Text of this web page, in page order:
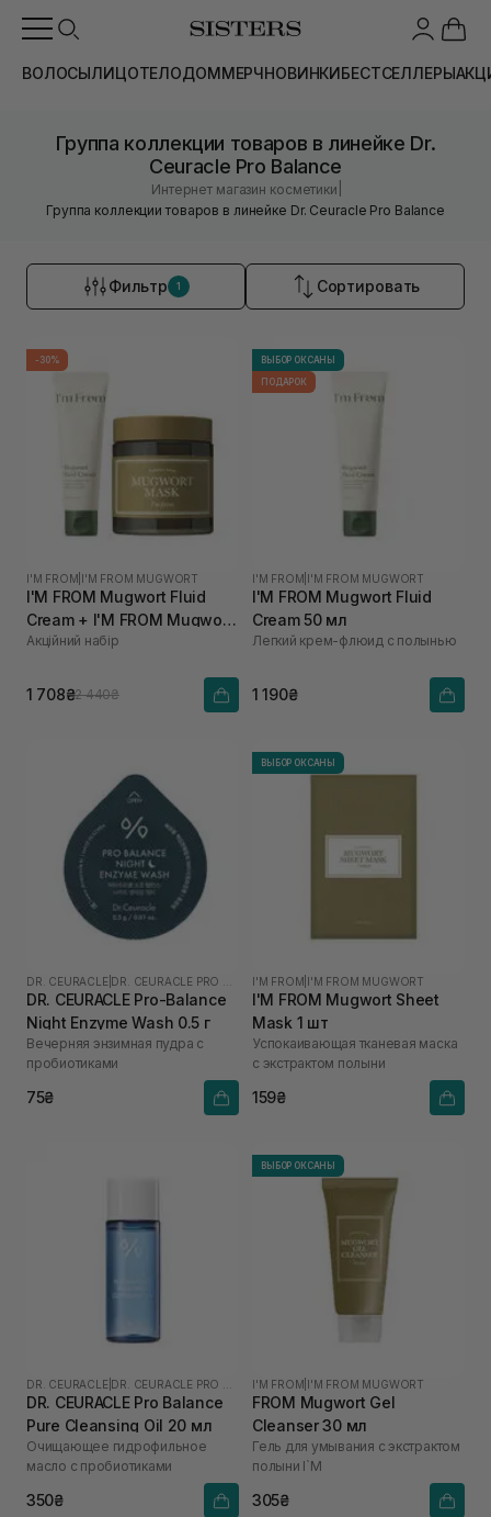
ВОЛОСЫЛИЦОТЕЛОДОММЕРЧНОВИНКИБЕСТСЕЛЛЕРЫ
Группа коллекции товаров в линейке Dr.
Ceuracle Pro Balance
Интернет магазин косметики
Группа коллекции товаров в линейке Dr. Ceuracle Pro Balance
Фильтр 1 Сортировать
-30%
I'M FROM I'M FROM MUGWORT
I'M FROM Mugwort Fluid
Cream + I'M FROM Mugwort
Mask
Акційний набір
1 708₴2 440₴
ВЫБОР ОКСАНЫ
ПОДАРОК
I'M FROM I'M FROM MUGWORT
I'M FROM Mugwort Fluid
Cream 50 мл
Легкий крем-флюид с полынью
1 190₴
DR. CEURACLE
DR. CEURACLE Pro-Balance
Night Enzyme Wash 0.5 г
Вечерняя энзимная пудра с
пробиотиками
75₴
ВЫБОР ОКСАНЫ
I'M FROM I'M FROM MUGWORT
I'M FROM Mugwort Sheet
Mask 1 шт
Успокаивающая тканевая маска
с экстрактом полыни
159₴
DR. CEURACLE
DR. CEURACLE Pro Balance
Pure Cleansing Oil 20 мл
Очищающее гидрофильное
масло с пробиотиками
350₴
ВЫБОР ОКСАНЫ
I'M FROM I'M FROM MUGWORT
FROM Mugwort Gel
Cleanser 30 мл
Гель для умывания с экстрактом
полыни I`M
305₴